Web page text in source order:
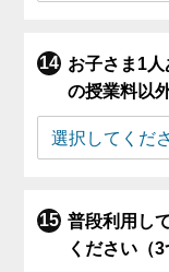
お子さま1
の授業料以
普段利用し
ください（3